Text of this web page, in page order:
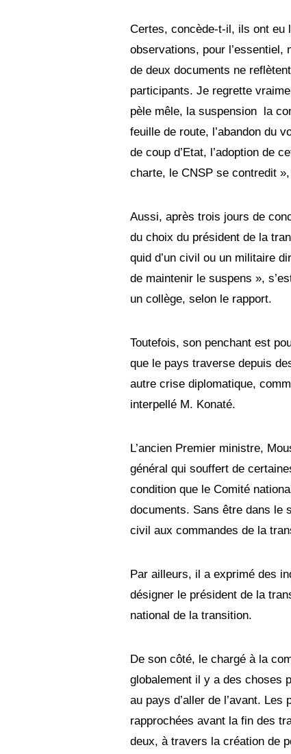
Certes, concède-t-il, ils ont eu
observations, pour l’essentiel,
de deux documents ne
participants. Je regrette
pèle mêle, la suspension la
feuille de route, l’abandon du
de coup d’Etat, l’adoption de
charte, le CNSP se contredit
Aussi, après trois jours de
du choix du président de la
quid d’un civil ou un militaire
de maintenir le suspens »,
un collège, selon le rapport.
Toutefois, son penchant est
que le pays traverse depuis
autre crise diplomatique,
interpellé M. Konaté.
L’ancien Premier ministre,
général qui souffert de
condition que le Comité
documents. Sans être dans le
civil aux commandes de la
Par ailleurs, il a exprimé des
désigner le président de la
national de la transition.
De son côté, le chargé à la
globalement il y a des choses
au pays d’aller de l’avant.
rapprochées avant la fin des
deux, à travers la création de